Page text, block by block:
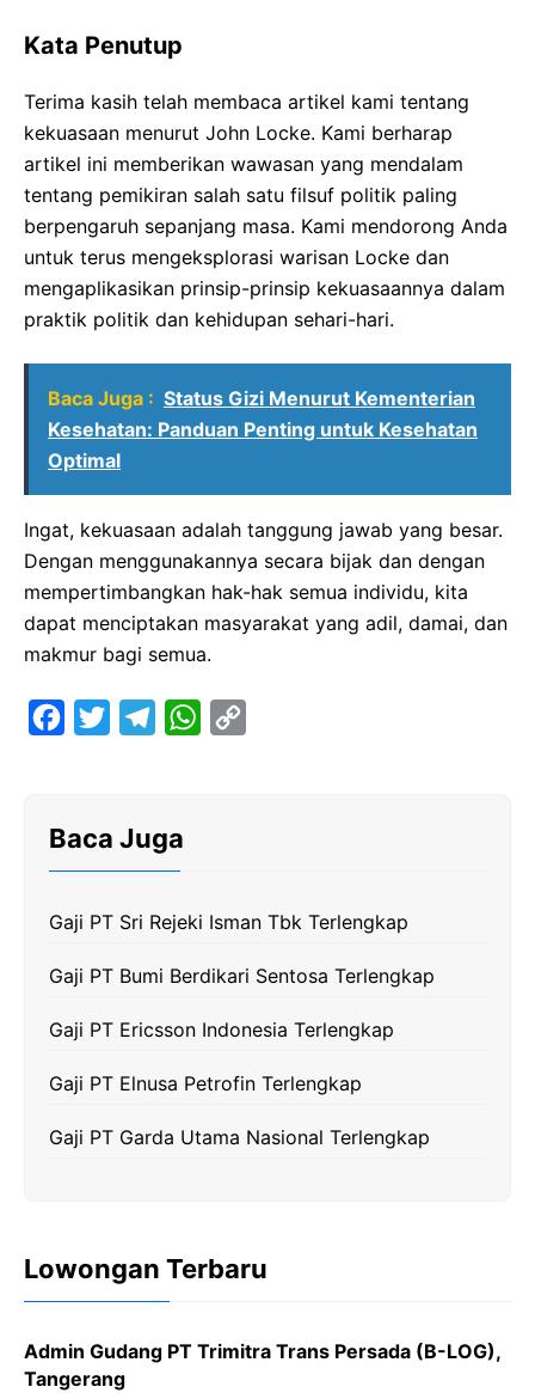
Kata Penutup
Terima kasih telah membaca artikel kami tentang
kekuasaan menurut John Locke. Kami berharap
artikel ini memberikan wawasan yang mendalam
tentang pemikiran salah satu filsuf politik paling
berpengaruh sepanjang masa. Kami mendorong Anda
untuk terus mengeksplorasi warisan Locke dan
mengaplikasikan prinsip-prinsip kekuasaannya dalam
praktik politik dan kehidupan sehari-hari.
Baca Juga : Status Gizi Menurut Kementerian
Kesehatan: Panduan Penting untuk Kesehatan
Optimal
Ingat, kekuasaan adalah tanggung jawab yang besar.
Dengan menggunakannya secara bijak dan dengan
mempertimbangkan hak-hak semua individu, kita
dapat menciptakan masyarakat yang adil, damai, dan
makmur bagi semua.
o
k
g
a
m
W
p
p
n
k
Baca Juga
Gaji PT Sri Rejeki Isman Tbk Terlengkap
Gaji PT Bumi Berdikari Sentosa Terlengkap
Gaji PT Ericsson Indonesia Terlengkap
Gaji PT Elnusa Petrofin Terlengkap
Gaji PT Garda Utama Nasional Terlengkap
Lowongan Terbaru
Admin Gudang PT Trimitra Trans Persada (B-LOG),
Tangerang